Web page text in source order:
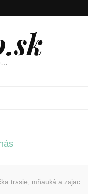
trasie, mňauká a zajac